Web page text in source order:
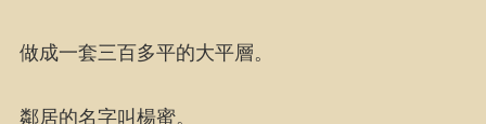
做成一套三百多平的大平層。
鄰居的名字叫楊蜜。